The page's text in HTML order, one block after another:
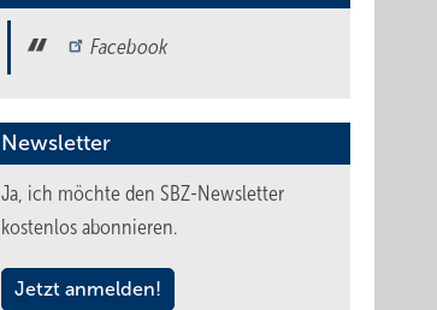
Facebook
Newsletter
Ja, ich möchte den SBZ-Newsletter
kostenlos abonnieren.
Jetzt anmelden!